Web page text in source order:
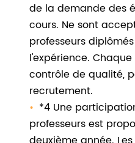
de la demande des
cours. Ne sont
professeurs
l'expérience.
contrôle de qualité,
recrutement.
*4 Une
professeurs est